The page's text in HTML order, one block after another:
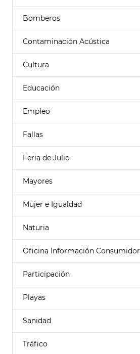
Bomberos
Contaminación Acústica
Cultura
Educación
Empleo
Fallas
Feria de Julio
Mayores
Mujer e Igualdad
Naturia
Oficina Información Consumidor
Participación
Playas
Sanidad
Tráfico